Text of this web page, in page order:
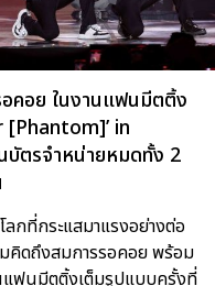
คอย ในงานแฟนมีตติ้ง
in
บัตรจำหน่ายหมดทั้ง 2
กที่กระแสมาแรงอย่างต่อ
มคิดถึงสมการรอคอย พร้อม
แฟนมีตติ้งเต็มรูปแบบครั้งที่